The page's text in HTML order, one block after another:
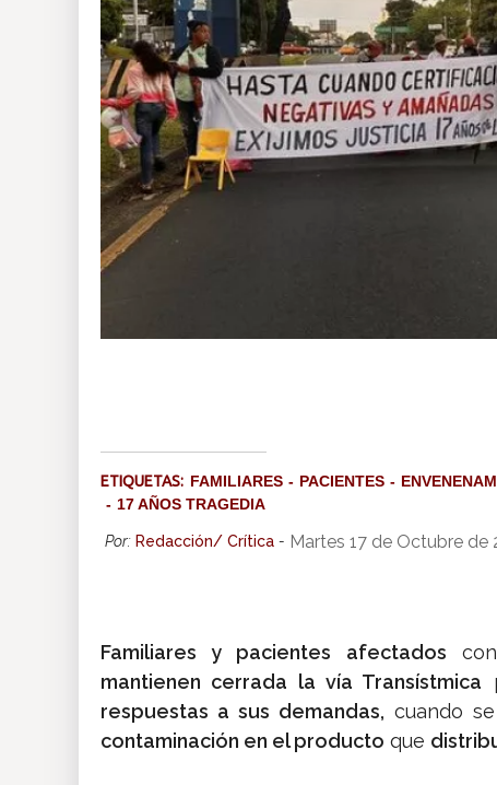
ETIQUETAS: FAMILIARES PACIENTES
17 AÑOS TRAGEDIA
Por: Redacción/ Crítica - Martes 17 de Octubre de
Familiares y pacientes afectados
mantienen cerrada la vía Transístmica
respuestas a sus demandas, cuando se
contaminación en el producto que